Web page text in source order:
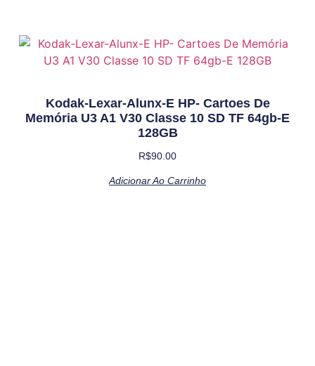
Kodak-Lexar-Alunx-E HP- Cartoes De
Memória U3 A1 V30 Classe 10 SD TF 64gb-E
128GB
R$90.00
Adicionar Ao Carrinho